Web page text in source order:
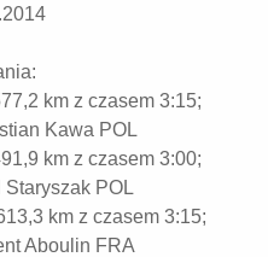
km z czasem 3:15;
Kawa POL
km z czasem 3:00;
POL
km z czasem 3:15;
Aboulin FRA